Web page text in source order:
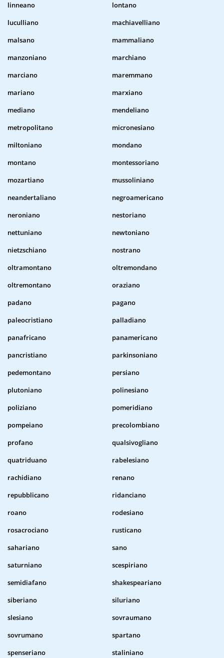
linneano
lontano
luculliano
machiavelliano
malsano
mammaliano
manzoniano
marchiano
marciano
maremmano
mariano
marxiano
mediano
mendeliano
metropolitano
micronesiano
miltoniano
mondano
montano
montessoriano
mozartiano
mussoliniano
neandertaliano
negroamericano
neroniano
nestoriano
nettuniano
newtoniano
nietzschiano
nostrano
oltramontano
oltremondano
oltremontano
oraziano
padano
pagano
paleocristiano
palladiano
panafricano
panamericano
pancristiano
parkinsoniano
pedemontano
persiano
plutoniano
polinesiano
poliziano
pomeridiano
pompeiano
precolombiano
profano
qualsivogliano
quatriduano
rabelesiano
rachidiano
renano
repubblicano
ridanciano
roano
rodesiano
rosacrociano
rusticano
sahariano
sano
saturniano
scespiriano
semidiafano
shakespeariano
siberiano
siluriano
slesiano
sovraumano
sovrumano
spartano
spenseriano
staliniano